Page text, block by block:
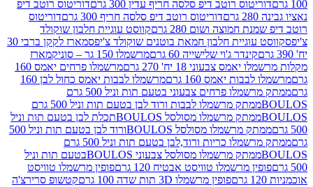
רוטב דיפ סלסה חריף עדין 300 גרם
דוריטוס רוטב דיפ
דוריטוס רוטב דיפ סלסה חריף 300 גרם
דוריטוס
חמוצה ושום 280 גרם
קווסט עוגיית חלבון שוקולד
עוגיית חלבון חמאת בוטנים שוקולד צ'יפס
מארז לקקן ברבי 30
קינדר ג'וי שלישייה 60 גרם
מרשמלו 150 גר – סוניק
מארז
צבעוני 18 יח' 270 גרם
מרשמלו פרחים יאמס 160
יאמס 160 גרם
מרשמלו לבבות יאמס כחול לבן 160
ממתק מרשמלו פרחים צבעוני בטעם תות וניל 500 גרם
ממתק מרשמלו לבבות ורוד לבן בטעם תות וניל 500 גרם
ממתק מרשמלו מסולסל BOULOSתכלת לבן בטעם תות וניל
ממתק מרשמלו מסולסל BOULOSורוד לבן בטעם תות וניל 500
ממתק מרשמלו כריות ורוד,לבן בטעם תות וניל 500 גרם
ממתק מרשמלו מסולסל צבעוני BOULOSבטעם תות וניל
מרשמלו טוויסט אבטיח 120 גרם
פופין מרשמלו טוויסט
פופין מרשמלו 3D תות שדה 100 גרם
קטשופ סרירצ'ה